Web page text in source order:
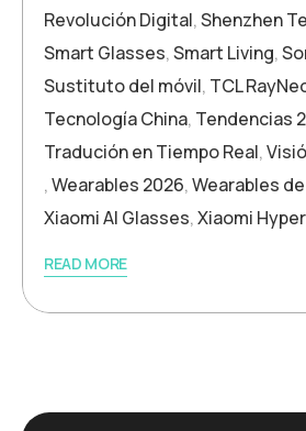
Revolución Digital,Shenzhen
Smart Glasses,Smart Living,
Sustituto del móvil, TCL
Tecnología China, Tendencias
Tradución en Tiempo Real,
,Wearables 2026,Wearables
Xiaomi AI Glasses,Xiaomi
READ MORE